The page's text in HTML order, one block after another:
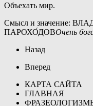
Объехать мир.
Смысл и значение:
ПАРОХО́ДОВОчень
Назад
Вперед
КАРТА САЙТА
ГЛАВНАЯ